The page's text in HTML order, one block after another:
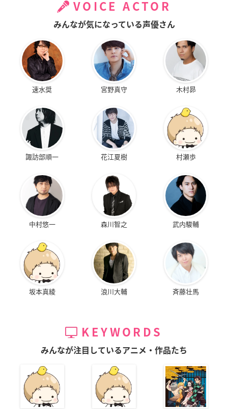
リーズ)
スペイン
es(第3期シリーズ)
スペイン
rs(第2期シリーズ)
スペイン
VOICE ACTOR
みんなが気になっている声優さん
速水奨 宮野真守 木村昴
諏訪部順一 花江夏樹 村瀬歩
中村悠一 森川智之 武内駿輔
坂本真綾 浪川大輔 斉藤壮馬
KEYWORDS
みんなが注目しているアニメ・作品たち